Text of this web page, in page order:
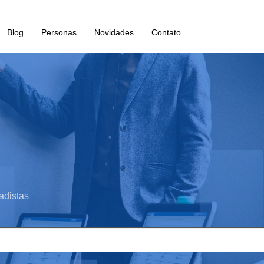
Blog Personas Novidades Contato